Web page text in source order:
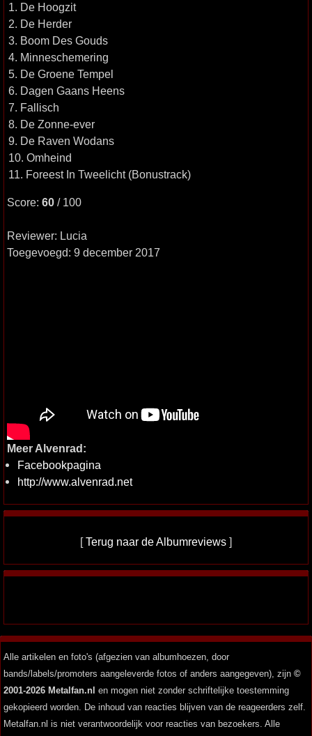
1. De Hoogzit
2. De Herder
3. Boom Des Gouds
4. Minneschemering
5. De Groene Tempel
6. Dagen Gaans Heens
7. Fallisch
8. De Zonne-ever
9. De Raven Wodans
10. Omheind
11. Foreest In Tweelicht (Bonustrack)
Score: 60 / 100
Reviewer: Lucia
Toegevoegd: 9 december 2017
Meer Alvenrad:
Facebookpagina
http://www.alvenrad.net
[Terug naar de Albumreviews ]
Alle artikelen en foto's (afgezien van albumhoezen, door
bands/labels/promoters aangeleverde fotos of anders aangegeven), zijn ©
2001-2026 Metalfan.nl en mogen niet zonder schriftelijke toestemming
gekopieerd worden. De inhoud van reacties blijven van de reageerders zelf.
Metalfan.nl is niet verantwoordelijk voor reacties van bezoekers. Alle